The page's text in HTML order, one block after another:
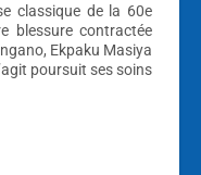
classique de la 60e
blessure contractée
Ekpaku Masiya
poursuit ses soins